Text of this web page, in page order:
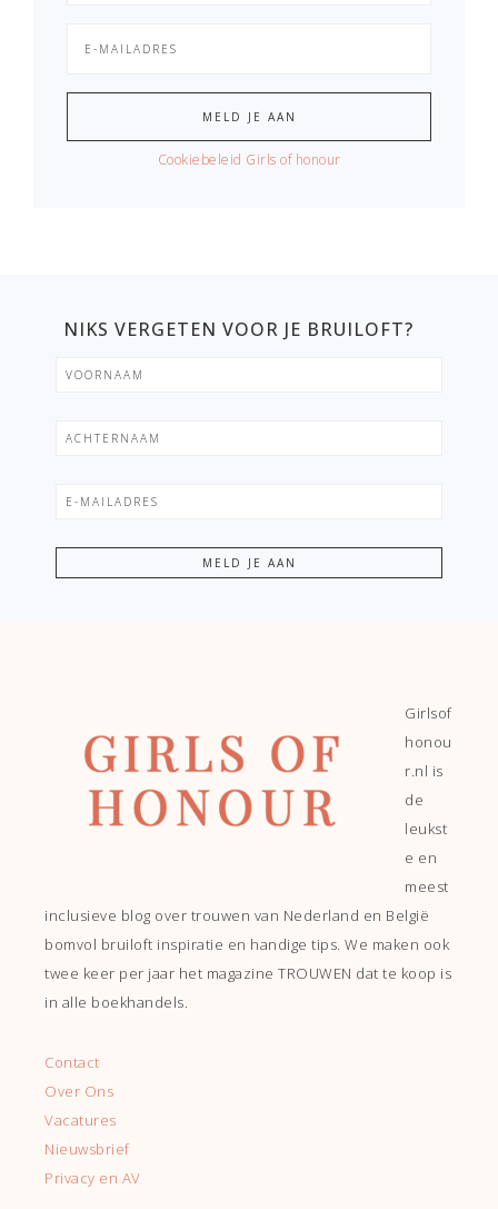
Cookiebeleid Girls of honour
NIKS VERGETEN VOOR JE BRUILOFT?
Girlsof
honou
r.nl is
de
leukst
e en
meest
inclusieve blog over trouwen van Nederland en België
bomvol bruiloft inspiratie en handige tips. We maken ook
twee keer per jaar het magazine TROUWEN dat te koop is
in alle boekhandels.
Contact
Over Ons
Vacatures
Nieuwsbrief
Privacy en AV